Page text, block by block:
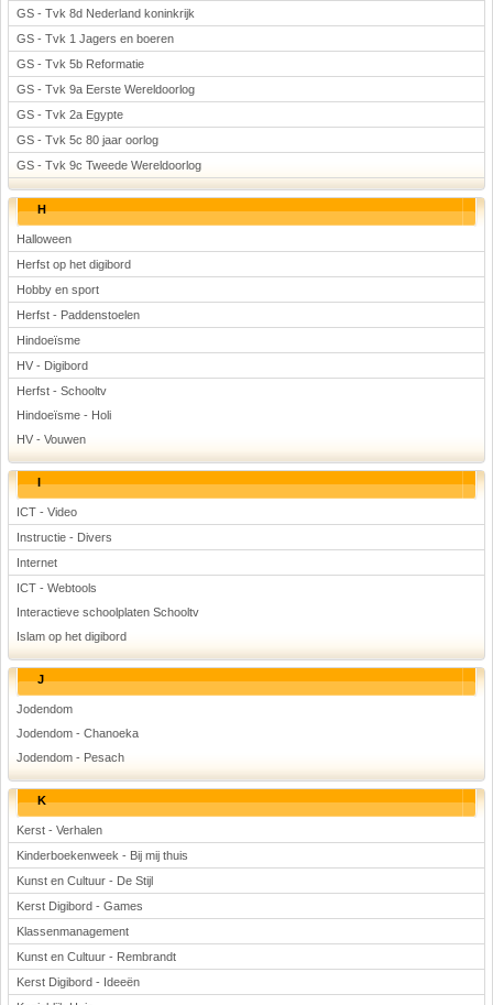
GS - Tvk 8d Nederland koninkrijk
GS - Tvk 1 Jagers en boeren
GS - Tvk 5b Reformatie
GS - Tvk 9a Eerste Wereldoorlog
GS - Tvk 2a Egypte
GS - Tvk 5c 80 jaar oorlog
GS - Tvk 9c Tweede Wereldoorlog
H
Halloween
Herfst op het digibord
Hobby en sport
Herfst - Paddenstoelen
Hindoeïsme
HV - Digibord
Herfst - Schooltv
Hindoeïsme - Holi
HV - Vouwen
I
ICT - Video
Instructie - Divers
Internet
ICT - Webtools
Interactieve schoolplaten Schooltv
Islam op het digibord
J
Jodendom
Jodendom - Chanoeka
Jodendom - Pesach
K
Kerst - Verhalen
Kinderboekenweek - Bij mij thuis
Kunst en Cultuur - De Stijl
Kerst Digibord - Games
Klassenmanagement
Kunst en Cultuur - Rembrandt
Kerst Digibord - Ideeën